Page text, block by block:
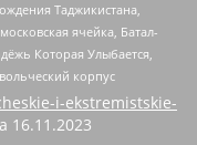
Таджикистана,
ячейка, Батал-
Которая Улыбается,
корпус
i-ekstremistskie-
16.11.2023